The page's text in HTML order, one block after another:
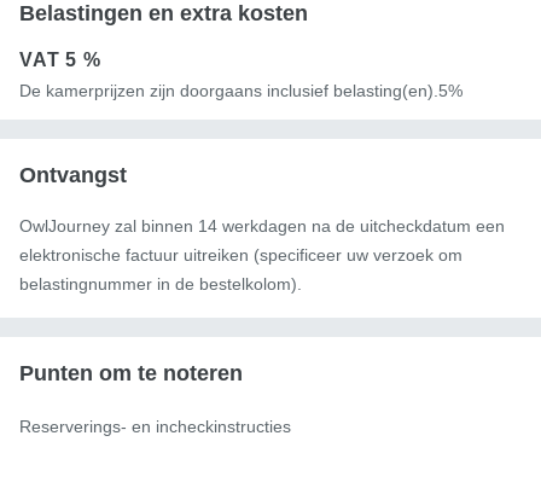
Belastingen en extra kosten
VAT5 %
De kamerprijzen zijn doorgaans inclusief belasting(en).5%
Ontvangst
OwlJourney zal binnen 14 werkdagen na de uitcheckdatum een ​​
elektronische factuur uitreiken (specificeer uw verzoek om
belastingnummer in de bestelkolom).
Punten om te noteren
Reserverings- en incheckinstructies